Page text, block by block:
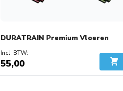
DURATRAIN Premium Vloeren
55,00 In